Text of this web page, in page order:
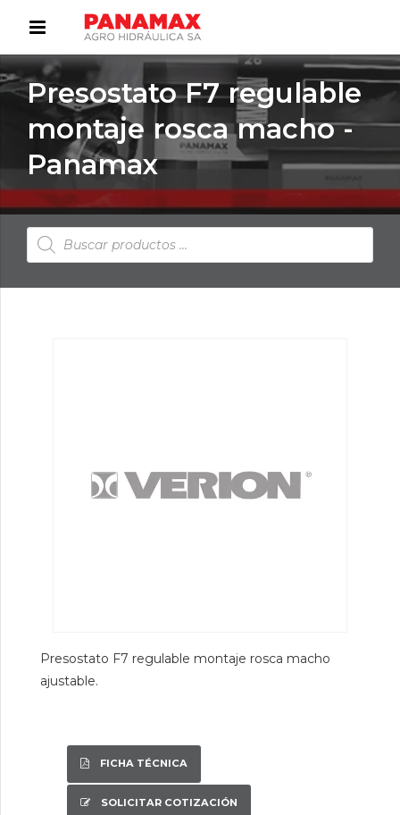
Presostato F7 regulable
montaje rosca macho -
Panamax
Búsqueda
de
Presostato F7 regulable montaje rosca macho
ajustable.
FICHA TÉCNICA
SOLICITAR COTIZACIÓN